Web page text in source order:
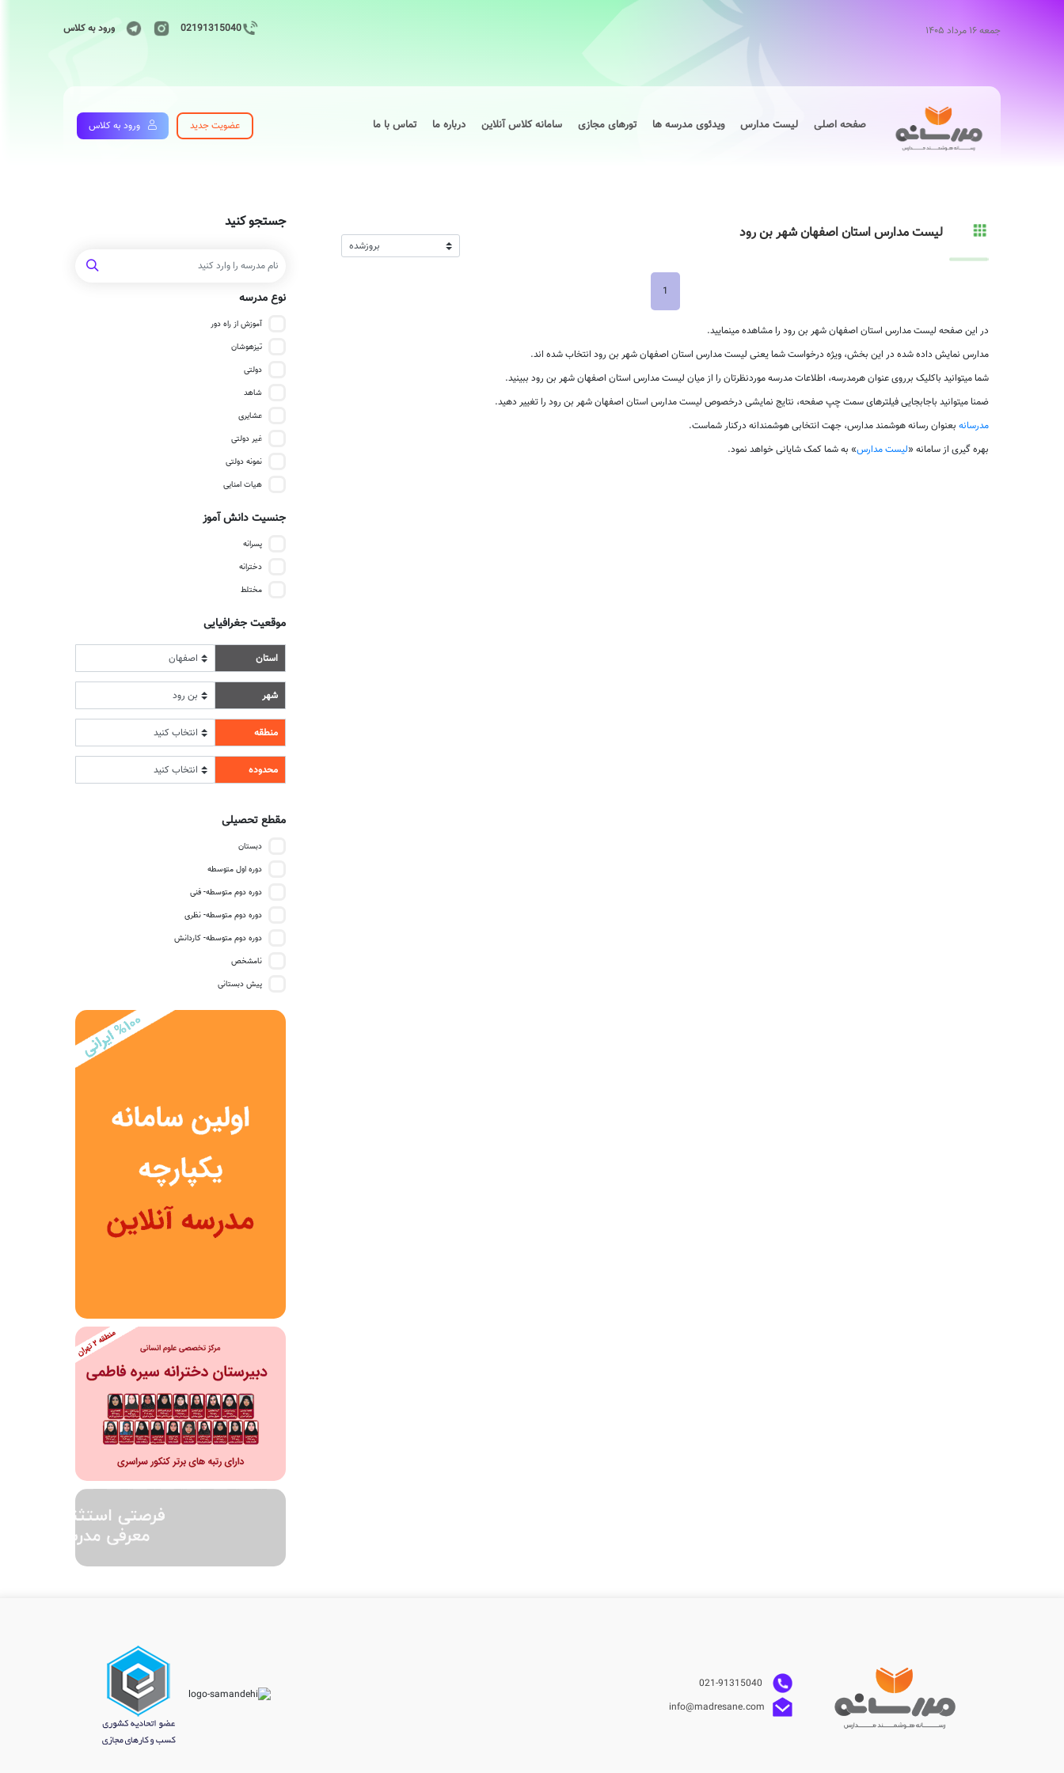
جمعه ۱۶ مرداد ۱۴۰۵ 02191315040 ورود به کلاس
صفحه اصلی لیست مدارس ویدئوی مدرسه ها تورهای مجازی سامانه کلاس آنلاین درباره ما تماس با ما عضویت جدید ورود به کلاس
جستجو کنید
نوع مدرسه
آموزش از راه دور
تیزهوشان
دولتی
شاهد
عشایری
غیر دولتی
نمونه دولتی
هیات امنایی
جنسیت دانش آموز
پسرانه
دخترانه
مختلط
موقعیت جغرافیایی
استان
شهر
منطقه
محدوده
مقطع تحصیلی
دبستان
دوره اول متوسطه
دوره دوم متوسطه- فنی
دوره دوم متوسطه- نظری
دوره دوم متوسطه- کاردانش
نامشخص
پیش دبستانی
لیست مدارس استان اصفهان شهر بن رود
1
در این صفحه لیست مدارس استان اصفهان شهر بن رود را مشاهده مینمایید.
مدارس نمایش داده شده در این بخش، ویژه درخواست شما یعنی لیست مدارس استان اصفهان شهر بن رود انتخاب شده اند.
شما میتوانید باکلیک برروی عنوان هرمدرسه، اطلاعات مدرسه موردنظرتان را از میان لیست مدارس استان اصفهان شهر بن رود ببینید.
ضمنا میتوانید باجابجایی فیلترهای سمت چپ صفحه، نتایج نمایشی درخصوص لیست مدارس استان اصفهان شهر بن رود را تغییر دهید.
مدرسانه بعنوان رسانه هوشمند مدارس، جهت انتخابی هوشمندانه درکنار شماست.
بهره گیری از سامانه «لیست مدارس» به شما کمک شایانی خواهد نمود.
info@madresane.com